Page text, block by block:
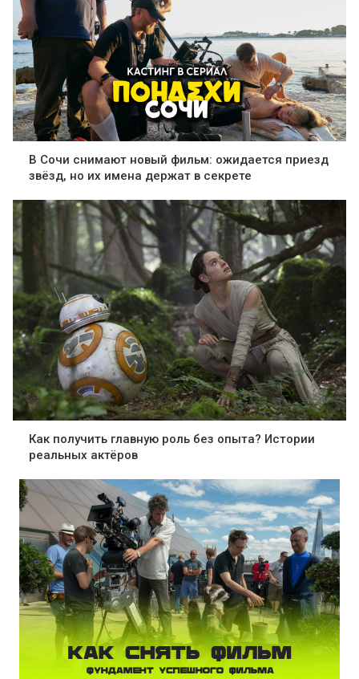
В Сочи снимают новый фильм: ожидается приезд
звёзд, но их имена держат в секрете
Как получить главную роль без опыта? Истории
реальных актёров